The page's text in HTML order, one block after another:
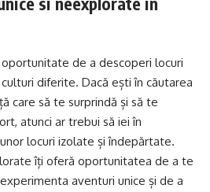
de a descoperi locuri
diferite. Dacă ești în căutarea
care să te surprindă și să te
atunci ar trebui să iei în
locuri izolate și îndepărtate.
îți oferă oportunitatea de a te
aventuri unice și de a